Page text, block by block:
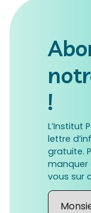
!
L’Institut
lettre
gratuite.
manquer
vous sur